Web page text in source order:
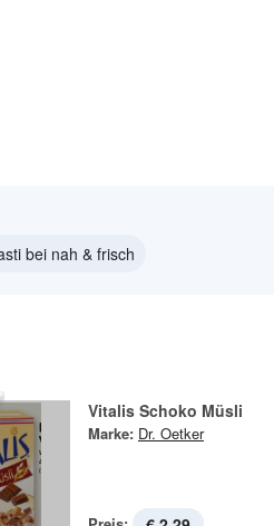
bei nah & frisch
Vitalis Schoko Müsli
Marke: Dr. Oetker